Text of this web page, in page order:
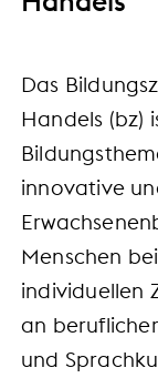
Das
Handels (bz)
innovative
Menschen
individuellen
an
und